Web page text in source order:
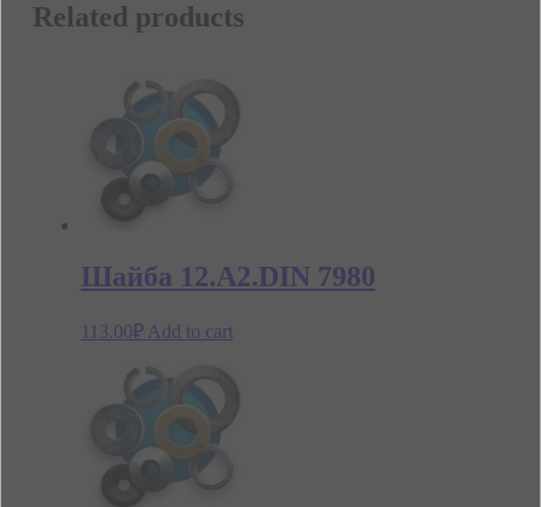
Related products
Шайба 12.А2.DIN 7980
113.00₽ Add to cart